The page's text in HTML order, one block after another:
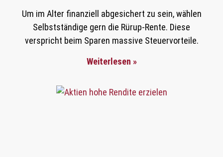
Um im Alter finanziell abgesichert zu sein, wählen
Selbstständige gern die Rürup-Rente. Diese
verspricht beim Sparen massive Steuervorteile.
Weiterlesen »